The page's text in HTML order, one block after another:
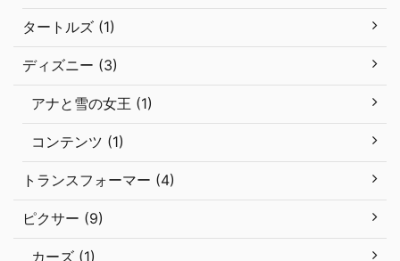
タートルズ (1)
ディズニー (3)
アナと雪の女王 (1)
コンテンツ (1)
トランスフォーマー (4)
ピクサー (9)
カーズ (1)